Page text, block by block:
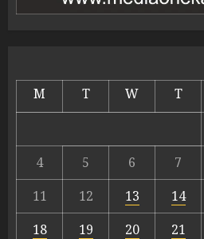
M T W T
4
5 6 7
11
12 13 14
18
19 20 21